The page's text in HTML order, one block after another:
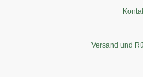
Versand und